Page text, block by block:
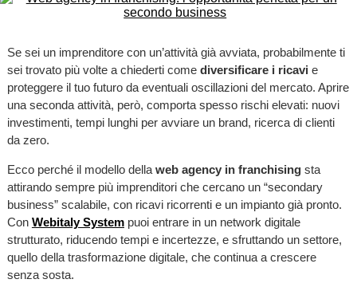
Se sei un imprenditore con un’attività già avviata, probabilmente ti
sei trovato più volte a chiederti come diversificare i ricavi e
proteggere il tuo futuro da eventuali oscillazioni del mercato. Aprire
una seconda attività, però, comporta spesso rischi elevati: nuovi
investimenti, tempi lunghi per avviare un brand, ricerca di clienti
da zero.
Ecco perché il modello della web agency in franchisingsta
attirando sempre più imprenditori che cercano un “secondary
business” scalabile, con ricavi ricorrenti e un impianto già pronto.
Con Webitaly Systempuoi entrare in un network digitale
strutturato, riducendo tempi e incertezze, e sfruttando un settore,
quello della trasformazione digitale, che continua a crescere
senza sosta.